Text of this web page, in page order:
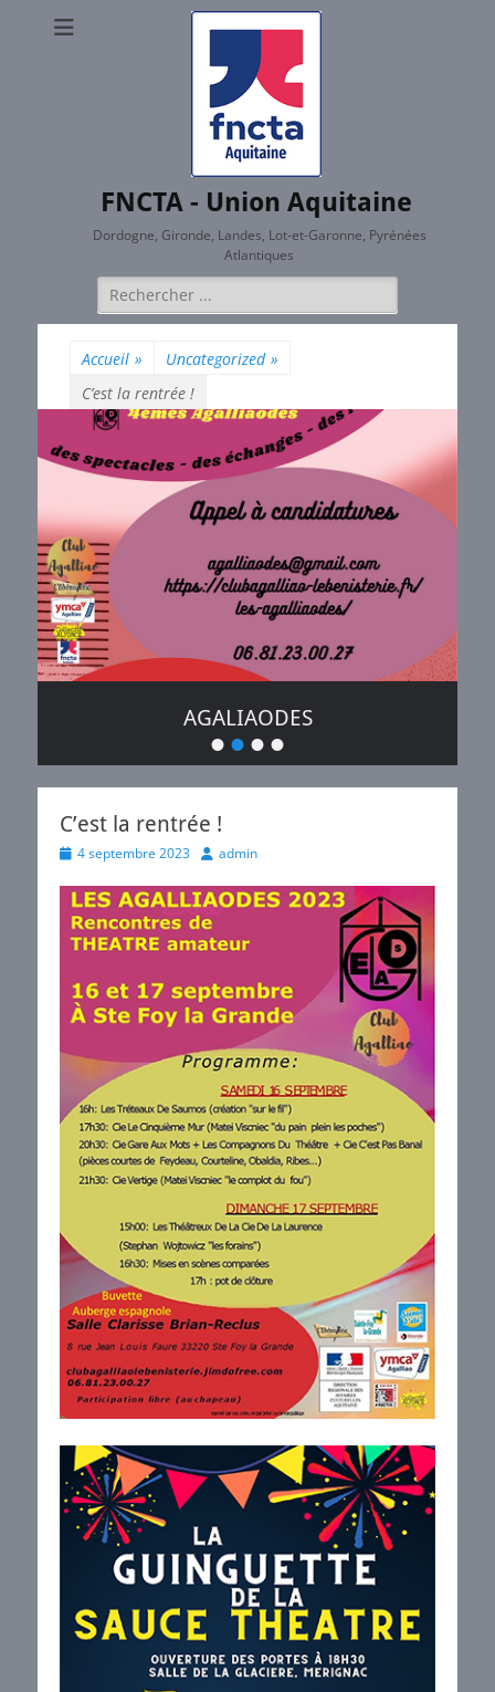
FNCTA - Union Aquitaine
Dordogne, Gironde, Landes, Lot-et-Garonne, Pyrénées
Atlantiques
Rechercher :
Accueil » Uncategorized »
C’est la rentrée !
••••
AGALIAODES
le
de
plume
C’est la rentrée !
Posted
4 septembre 2023 Author
admin